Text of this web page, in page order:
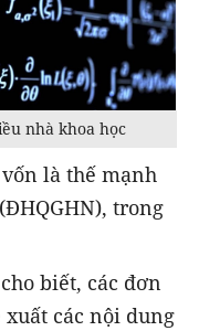
nhà khoa học
là thế mạnh
trong
biết, các đơn
xuất các nội dung